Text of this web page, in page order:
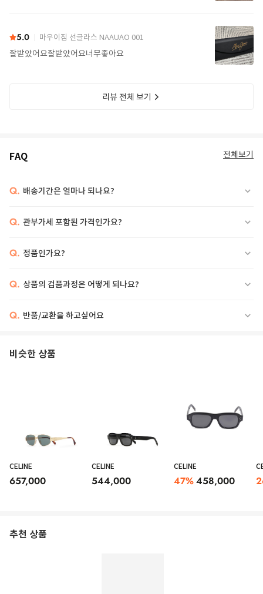
5.0 마우이짐 선글라스 NAAUAO 001
잘받았어요잘받았어요너무좋아요
리뷰 전체 보기
FAQ 전체보기
Q. 배송기간은 얼마나 되나요?
Q. 관부가세 포함된 가격인가요?
Q. 정품인가요?
Q. 상품의 검품과정은 어떻게 되나요?
Q. 반품/교환을 하고싶어요
비슷한 상품
CELINE
657,000
CELINE
544,000
CELINE
47%458,000
추천 상품